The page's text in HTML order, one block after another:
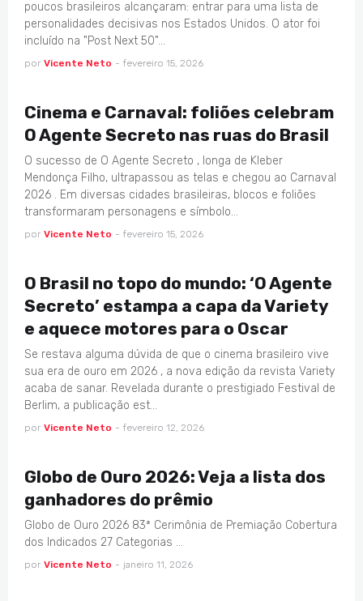
poucos brasileiros alcançaram: entrar para uma lista de
personalidades decisivas nos Estados Unidos. O ator foi
incluído na "Post Next 50"…
por Vicente Neto - fevereiro 15, 2026
Cinema e Carnaval: foliões celebram
O Agente Secreto nas ruas do Brasil
O sucesso de O Agente Secreto , longa de Kleber
Mendonça Filho, ultrapassou as telas e chegou ao Carnaval
2026 . Em diversas cidades brasileiras, blocos e foliões
transformaram personagens e símbolo…
por Vicente Neto - fevereiro 15, 2026
O Brasil no topo do mundo: ‘O Agente
Secreto’ estampa a capa da Variety
e aquece motores para o Oscar
Se restava alguma dúvida de que o cinema brasileiro vive
sua era de ouro em 2026 , a nova edição da revista Variety
acaba de sanar. Revelada durante o prestigiado Festival de
Berlim, a publicação est…
por Vicente Neto - fevereiro 12, 2026
Globo de Ouro 2026: Veja a lista dos
ganhadores do prêmio
Globo de Ouro 2026 83ª Cerimônia de Premiação Cobertura
dos Indicados 27 Categorias …
por Vicente Neto - janeiro 11, 2026